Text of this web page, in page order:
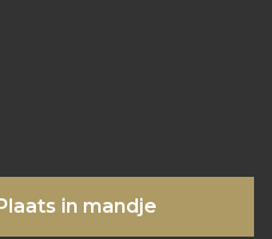
in mandje